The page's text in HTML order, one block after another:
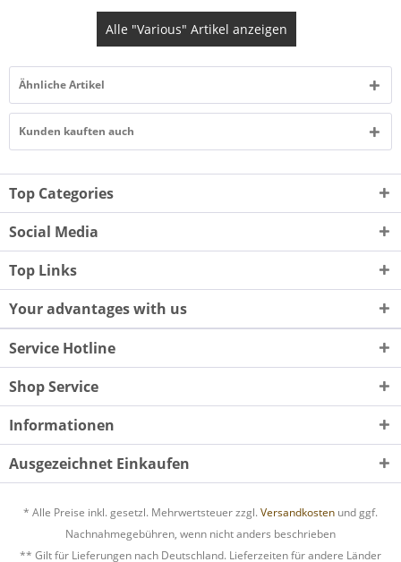
Alle "Various" Artikel anzeigen
Ähnliche Artikel
Kunden kauften auch
Top Categories
Social Media
Top Links
Your advantages with us
Service Hotline
Shop Service
Informationen
Ausgezeichnet Einkaufen
* Alle Preise inkl. gesetzl. Mehrwertsteuer zzgl. Versandkosten und ggf.
Nachnahmegebühren, wenn nicht anders beschrieben
** Gilt für Lieferungen nach Deutschland. Lieferzeiten für andere Länder